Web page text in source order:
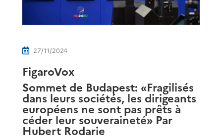
 27/11/2024
FigaroVox
Sommet de Budapest: «Fragilisés
dans leurs sociétés, les dirigeants
européens ne sont pas prêts à
céder leur souveraineté» Par
Hubert Rodarie